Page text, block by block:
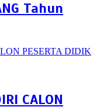
Tahun
CALON